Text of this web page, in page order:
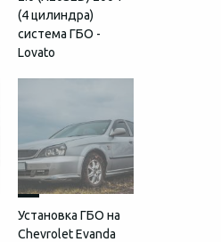
(4 цилиндра)
система ГБО -
Lovato
Установка ГБО на
Chevrolet Evanda